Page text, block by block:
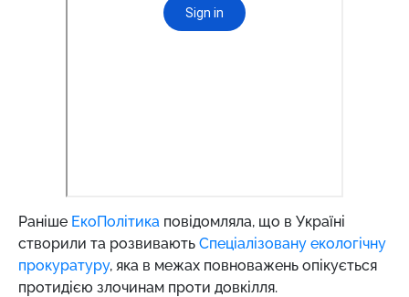
Раніше ЕкоПолітика повідомляла, що в Україні
створили та розвивають Спеціалізовану екологічну
прокуратуру, яка в межах повноважень опікується
протидією злочинам проти довкілля.